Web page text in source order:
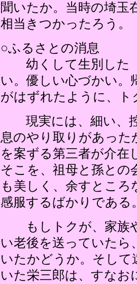
聞いたか。当時の埼
相当きつかったろう。
○ふるさとの消息
幼くして生別した
い。優しい心づかい
がはずれたように、
現実には、細い、控
息のやり取りがあっ
を案ずる第三者が介
そこを、祖母と孫と
も美しく、余すとこ
感服するばかりである
もしトクが、家族や
い老後を送っていた
いたかどうか。そして
いた栄三郎は、すな